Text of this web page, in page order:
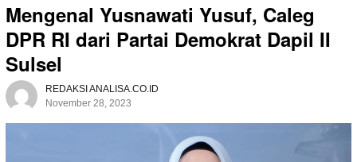
Mengenal Yusnawati Yusuf, Caleg
DPR RI dari Partai Demokrat Dapil II
Sulsel
REDAKSI ANALISA.CO.ID
November 28, 2023